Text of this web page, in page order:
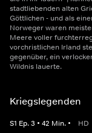
stadtliebenden alten
Göttlichen - und als
Norweger waren
Meere voller
vorchristlichen Irland
gegenüber, ein
Wildnis lauerte.
Kriegslegenden
S1 Ep.3 • 42 Min. • HD